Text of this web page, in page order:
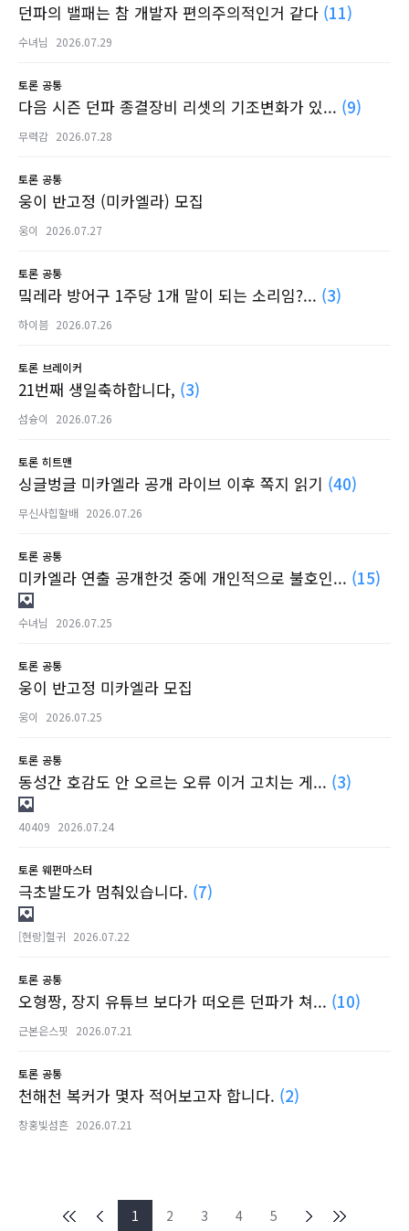
던파의 밸패는 참 개발자 편의주의적인거 같다 (11)
수녀님 2026.07.29
토론 공통
다음 시즌 던파 종결장비 리셋의 기조변화가 있... (9)
무력감 2026.07.28
토론 공통
웅이 반고정 (미카엘라) 모집
웅이 2026.07.27
토론 공통
밐레라 방어구 1주당 1개 말이 되는 소리임?... (3)
하이븜 2026.07.26
토론 브레이커
21번째 생일축하합니다, (3)
섬슝이 2026.07.26
토론 히트맨
싱글벙글 미카엘라 공개 라이브 이후 쪽지 읽기 (40)
무신사힙할배 2026.07.26
토론 공통
미카엘라 연출 공개한것 중에 개인적으로 불호인... (15)
수녀님 2026.07.25
토론 공통
웅이 반고정 미카엘라 모집
웅이 2026.07.25
토론 공통
동성간 호감도 안 오르는 오류 이거 고치는 게... (3)
40409 2026.07.24
토론 웨펀마스터
극초발도가 멈춰있습니다. (7)
[현랑]혈귀 2026.07.22
토론 공통
오형짱, 장지 유튜브 보다가 떠오른 던파가 쳐... (10)
근본은스핏 2026.07.21
토론 공통
천해천 복커가 몇자 적어보고자 합니다. (2)
창홍빛섬흔 2026.07.21
1 2 3 4 5